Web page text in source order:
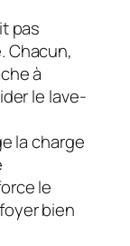
pas
Chacun,
à
le lave-
la charge
le
bien